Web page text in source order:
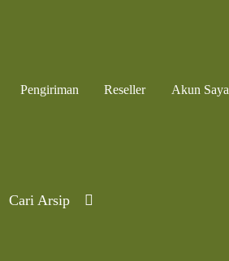
Pengiriman Reseller Akun Saya
Cari Arsip